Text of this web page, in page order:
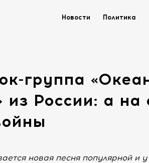
Новости Политика
группа
из России: а на
новая песня популярной и